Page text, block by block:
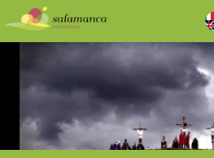
Pasar
al
contenido